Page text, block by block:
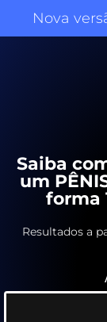
Nova
Saiba
um
forma
Resultados a